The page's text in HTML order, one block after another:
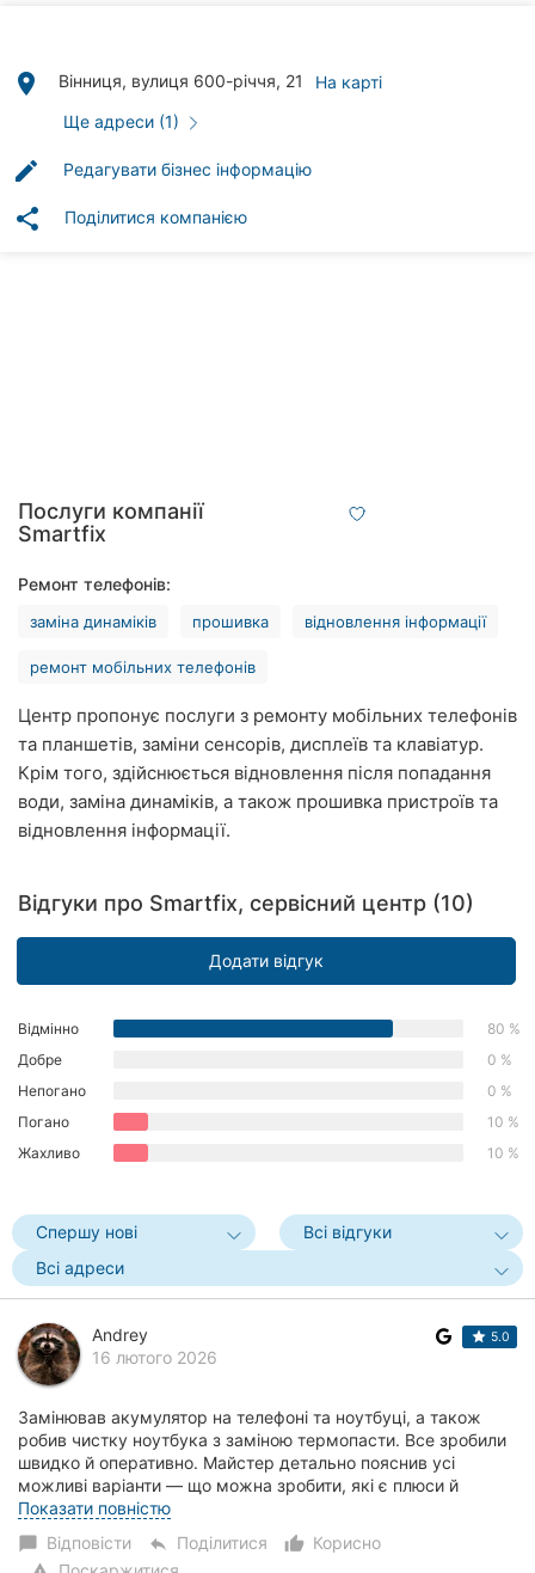
рубрики
Хмельницький
Одеса
Кропивницький
Київ
Харків
Запоріжжя
Львів
Херсон
Полтава
Чернівці
Суми
Франківськ
Луцьк
Ужгород
place Вінниця, вулиця 600-річчя, 21
На карті
Ще адреси (1)
edit Редагувати бізнес інформацію
share Поділитися компанією
Послуги компанії
Smartfix
Ремонт телефонів:
заміна динаміків прошивка відновлення інформації
ремонт мобільних телефонів
Центр пропонує послуги з ремонту мобільних телефонів
та планшетів, заміни сенсорів, дисплеїв та клавіатур.
Крім того, здійснюється відновлення після попадання
води, заміна динаміків, а також прошивка пристроїв та
відновлення інформації.
Відгуки про Smartfix, сервісний центр (10)
Додати відгук
Відмінно
80 %
Добре
0 %
Непогано
0 %
Погано
10 %
Жахливо
10 %
Спершу нові
Всі відгуки
Всі адреси
Andrey
16 лютого 2026
5.0
Замінював акумулятор на телефоні та ноутбуці, а також
робив чистку ноутбука з заміною термопасти. Все зробили
швидко й оперативно. Майстер детально пояснив усі
можливі варіанти — що можна зробити, які є плюси й
мінуси, де дешевше, а де дорожче і чому...
Показати повністю
chat_bubble Відповісти reply Поділитися thumb_up_alt
Корисно